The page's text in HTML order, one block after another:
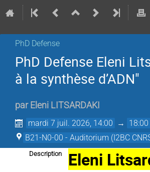
PhD Defense
PhD Defense Eleni
à la synthèse d’ADN"
par Eleni LITSARDAKI
mardi 7 juil. 2026, 14:00 → 18:00
B21-N0-00 - Auditorium (I2BC
Description Eleni